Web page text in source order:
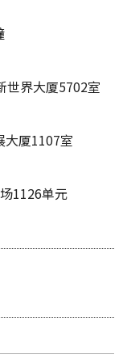
世界大厦5702室
大厦1107室
1126单元